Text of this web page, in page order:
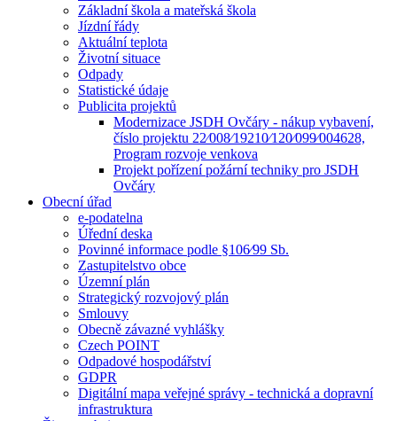
Základní škola a mateřská škola
Jízdní řády
Aktuální teplota
Životní situace
Odpady
Statistické údaje
Publicita projektů
Modernizace JSDH Ovčáry - nákup vybavení,
číslo projektu 22⁄008⁄19210⁄120⁄099⁄004628,
Program rozvoje venkova
Projekt pořízení požární techniky pro JSDH
Ovčáry
Obecní úřad
e-podatelna
Úřední deska
Povinné informace podle §106⁄99 Sb.
Zastupitelstvo obce
Územní plán
Strategický rozvojový plán
Smlouvy
Obecně závazné vyhlášky
Czech POINT
Odpadové hospodářství
GDPR
Digitální mapa veřejné správy - technická a dopravní
infrastruktura